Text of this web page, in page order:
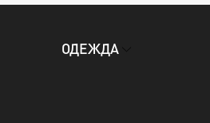
ОДЕЖДА